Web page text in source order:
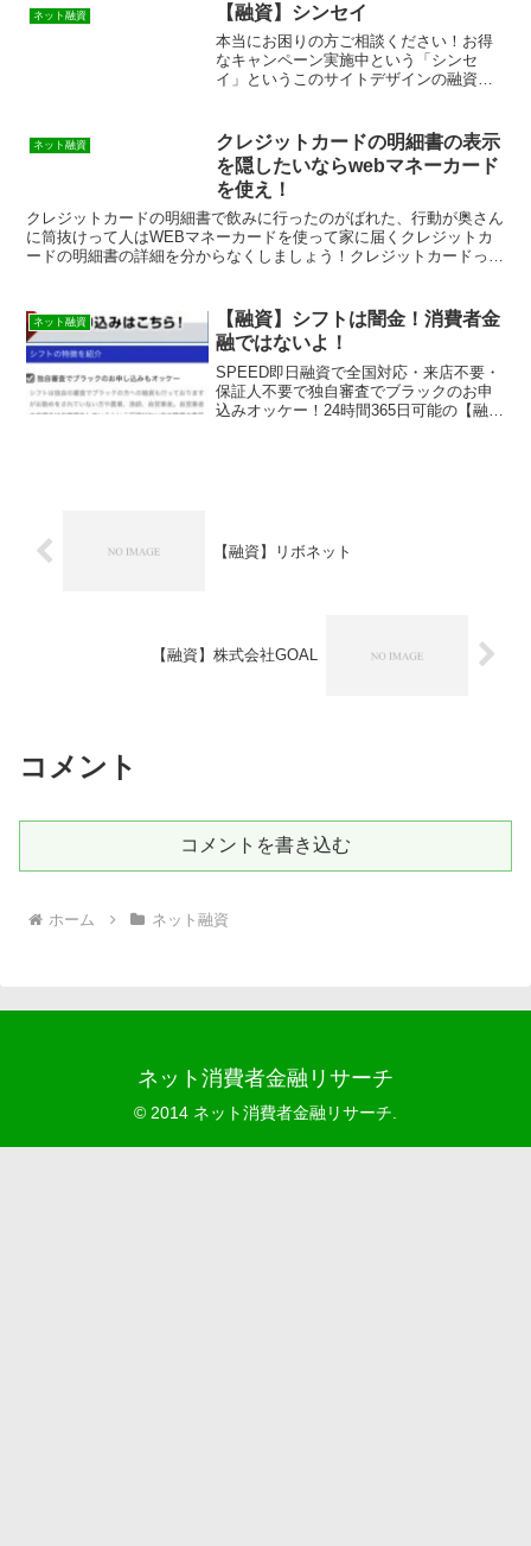
ネット融資 【融資】シンセイ
本当にお困りの方ご相談ください！お得
なキャンペーン実施中という「シンセ
イ」というこのサイトデザインの融資サ
さい！スマホ検索で簡単にヒットしてし
まう融資会社サイトですが、...
ネット融資
クレジットカードの明細書の表示
を隠したいならwebマネーカード
を使え！
クレジットカードの明細書で飲みに行ったのがばれた、行動が奥さん
に筒抜けって人はWEBマネーカードを使って家に届くクレジットカ
ードの明細書の詳細を分からなくしましょう！クレジットカードって
ネット融資
【融資】シフトは闇金！消費者金
融ではないよ！
SPEED即日融資で全国対応・来店不要・
保証人不要で独自審査でブラックのお申
込みオッケー！24時間365日可能の【融
【融資】リボネット
【融資】株式会社GOAL
コメント
コメントを書き込む
ホーム ネット融資
ネット消費者金融リサーチ
© 2014 ネット消費者金融リサーチ.